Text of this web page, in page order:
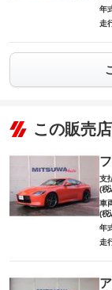
年
走
この販売
支
(税
車
(税
年
走